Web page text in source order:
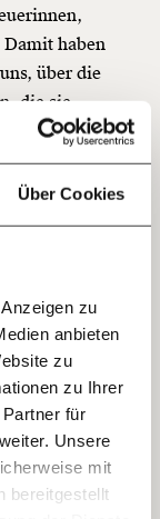
Über Cookies
zu
anbieten
zu
zu Ihrer
für
Unsere
mit
bereitgestellt
6017
für
haben
über die
die sie
die
zwingen,
weigern,
die
ich habe
habe in